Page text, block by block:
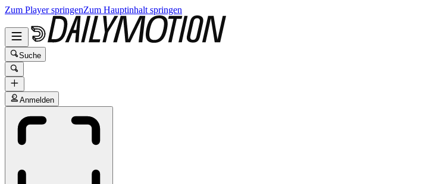
Zum Player springenZum Hauptinhalt springen
Suche
Anmelden